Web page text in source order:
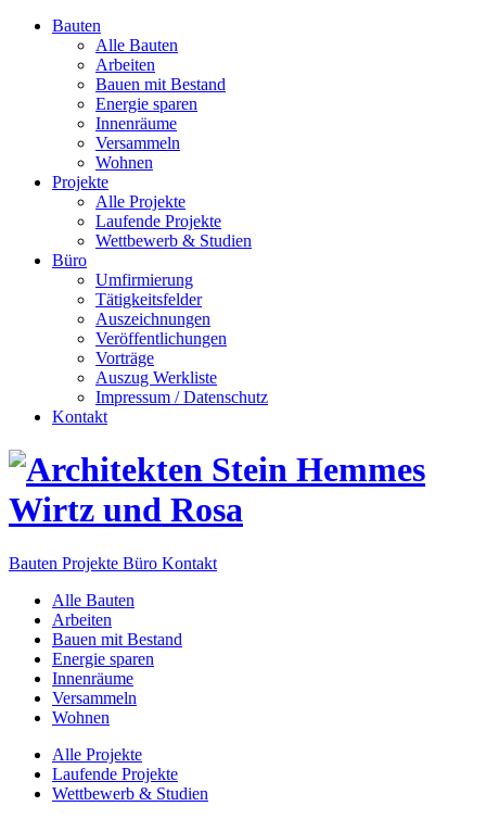
Bauten
Alle Bauten
Arbeiten
Bauen mit Bestand
Energie sparen
Innenräume
Versammeln
Wohnen
Projekte
Alle Projekte
Laufende Projekte
Wettbewerb & Studien
Büro
Umfirmierung
Tätigkeitsfelder
Auszeichnungen
Veröffentlichungen
Vorträge
Auszug Werkliste
Impressum / Datenschutz
Kontakt
Bauten Projekte Büro Kontakt
Alle Bauten
Arbeiten
Bauen mit Bestand
Energie sparen
Innenräume
Versammeln
Wohnen
Alle Projekte
Laufende Projekte
Wettbewerb & Studien